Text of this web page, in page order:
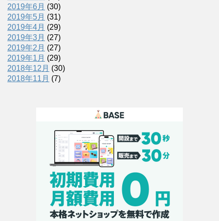
2019年6月 (30)
2019年5月 (31)
2019年4月 (29)
2019年3月 (27)
2019年2月 (27)
2019年1月 (29)
2018年12月 (30)
2018年11月 (7)